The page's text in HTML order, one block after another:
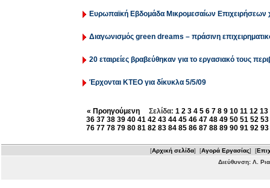
Ευρωπαϊκή Εβδομάδα Μικρομεσαίων Επιχειρήσεων
Διαγωνισμός green dreams – πράσινη
20 εταιρείες βραβεύθηκαν για το εργασιακό τους
Έρχονται ΚΤΕΟ για δίκυκλα 5/5/09
« ΠροηγούμενηΣελίδα: 1 2 3 4 5 6 7 8 9 10 11 12 13
36 37 38 39 40 41 42 43 44 45 46 47 48 49 50 51 52 53
76 77 78 79 80 81 82 83 84 85 86 87 88 89 90 91 92 93
[Αρχική σελίδα] [Αγορά Εργασίας] [
Διεύθυνση: Λ.